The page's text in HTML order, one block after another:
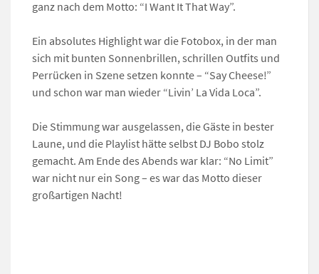
ganz nach dem Motto: “I Want It That Way”.
Ein absolutes Highlight war die Fotobox, in der man
sich mit bunten Sonnenbrillen, schrillen Outfits und
Perrücken in Szene setzen konnte – “Say Cheese!”
und schon war man wieder “Livin’ La Vida Loca”.
Die Stimmung war ausgelassen, die Gäste in bester
Laune, und die Playlist hätte selbst DJ Bobo stolz
gemacht. Am Ende des Abends war klar: “No Limit”
war nicht nur ein Song – es war das Motto dieser
großartigen Nacht!